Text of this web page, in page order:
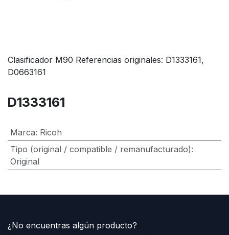
Clasificador M90 Referencias originales: D1333161,
D0663161
D1333161
Marca: Ricoh
Tipo (original / compatible / remanufacturado):
Original
¿No encuentras algún producto?